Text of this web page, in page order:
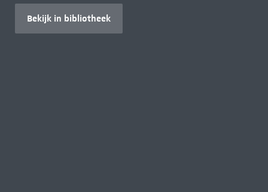
Bekijk in bibliotheek